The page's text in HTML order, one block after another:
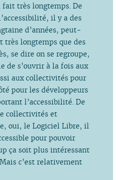
fait très longtemps. De
il y a des
d’années, peut-
très longtemps que des
se dire on se regroupe,
de s’ouvrir à la fois aux
aux collectivités pour
pour les développeurs
l’accessibilité. De
collectivités et
oui, le Logiciel Libre, il
pour pouvoir
ça soit plus intéressant
c’est relativement